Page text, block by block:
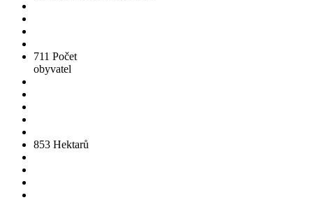
711 Počet
obyvatel
853 Hektarů